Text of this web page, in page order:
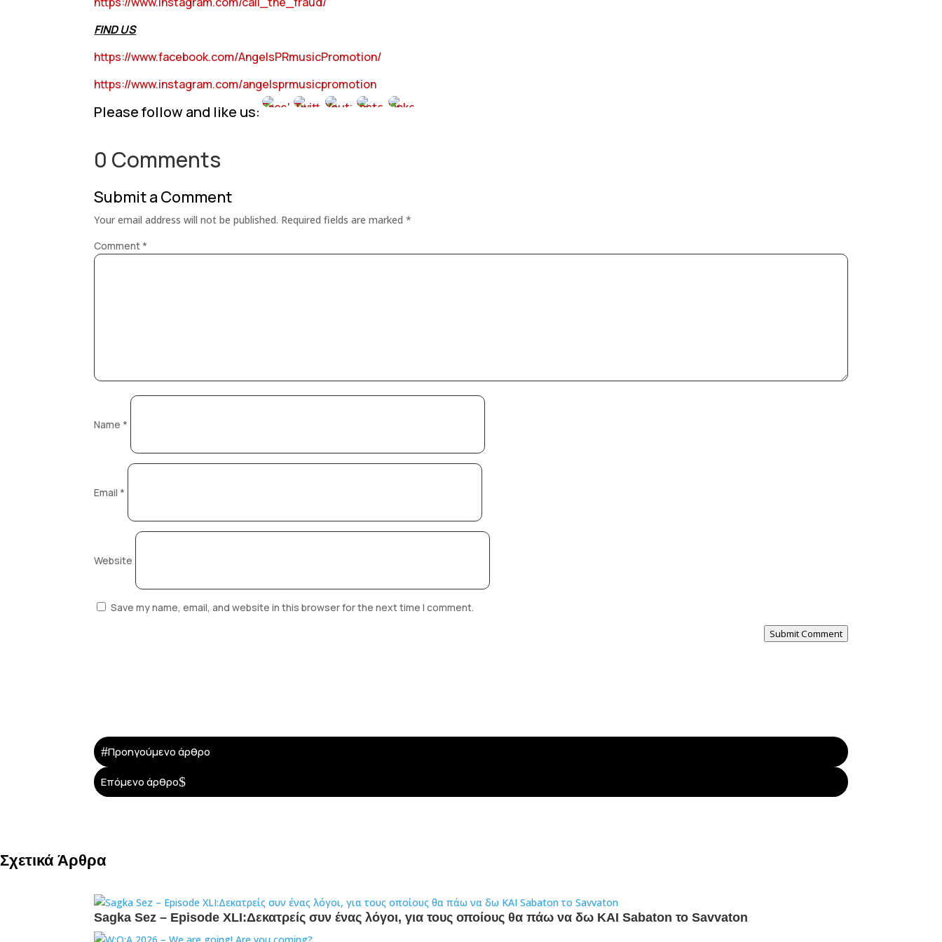
FIND US
https://www.facebook.com/AngelsPRmusicPromotion/
https://www.instagram.com/angelsprmusicpromotion
Please follow and like us:
0 Comments
Submit a Comment
Your email address will not be published. Required fields are marked*
Comment *
Name *
Email *
Website
Save my name, email, and website in this browser for the next time I comment.
Submit Comment
#Προηγούμενο άρθρο
Επόμενο άρθρο$
Σχετικά Άρθρα
Sagka Sez – Episode XLI:Δεκατρείς συν ένας λόγοι, για τους οποίους θα πάω να δω ΚΑΙ Sabaton το Savvaton